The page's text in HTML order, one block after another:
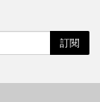
訂閱